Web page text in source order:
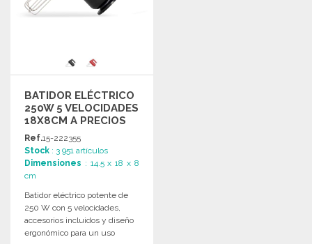
BATIDOR ELÉCTRICO
250W 5 VELOCIDADES
18X8CM A PRECIOS
DE MAYORISTA
Ref.15-222355
Stock : 3 951 artículos
Dimensiones : 14.5 x 18 x 8
cm
Batidor eléctrico potente de
250 W con 5 velocidades,
accesorios incluidos y diseño
ergonómico para un uso